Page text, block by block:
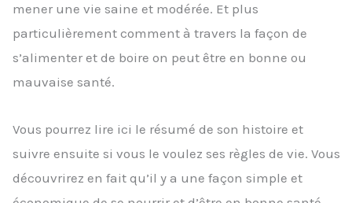
mener une vie saine et modérée. Et plus
particulièrement comment à travers la façon de
s’alimenter et de boire on peut être en bonne ou
mauvaise santé.
Vous pourrez lire ici le résumé de son histoire et
suivre ensuite si vous le voulez ses règles de vie. Vous
découvrirez en fait qu’il y a une façon simple et